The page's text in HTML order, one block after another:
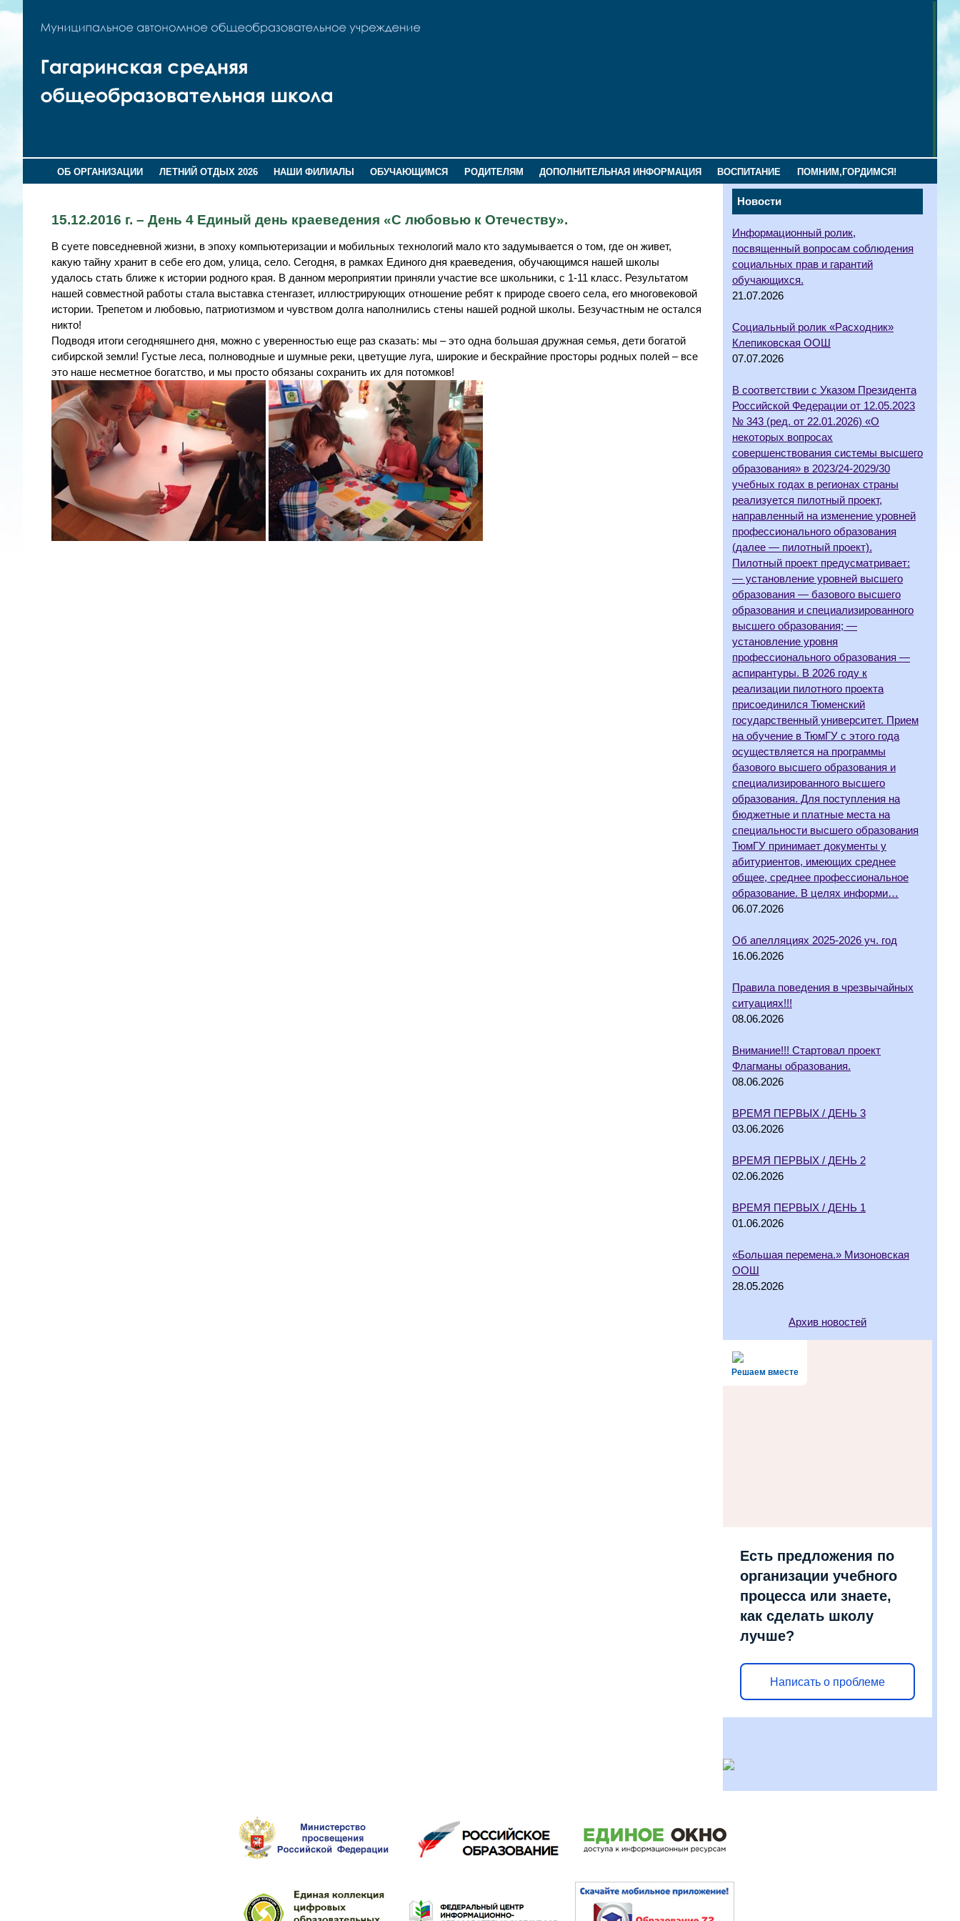
ОБ ОРГАНИЗАЦИИ ЛЕТНИЙ ОТДЫХ 2026 НАШИ ФИЛИАЛЫ ОБУЧАЮЩИМСЯ РОДИТЕЛЯМ ДОПОЛНИТЕЛЬНАЯ ИНФОРМАЦИЯ ВОСПИТАНИЕ ПОМНИМ,ГОРДИМСЯ!
Новости
Информационный ролик,
посвященный вопросам соблюдения
социальных прав и гарантий
обучающихся.
21.07.2026
Социальный ролик «Расходник»
Клепиковская ООШ
07.07.2026
В соответствии с Указом Президента
Российской Федерации от 12.05.2023
№ 343 (ред. от 22.01.2026) «О
некоторых вопросах
совершенствования системы высшего
образования» в 2023/24-2029/30
учебных годах в регионах страны
реализуется пилотный проект,
направленный на изменение уровней
профессионального образования
(далее — пилотный проект).
Пилотный проект предусматривает:
— установление уровней высшего
образования — базового высшего
образования и специализированного
высшего образования; —
установление уровня
профессионального образования —
аспирантуры. В 2026 году к
реализации пилотного проекта
присоединился Тюменский
государственный университет. Прием
на обучение в ТюмГУ с этого года
осуществляется на программы
базового высшего образования и
специализированного высшего
образования. Для поступления на
бюджетные и платные места на
специальности высшего образования
ТюмГУ принимает документы у
абитуриентов, имеющих среднее
общее, среднее профессиональное
образование. В целях информи…
06.07.2026
Об апелляциях 2025-2026 уч. год
16.06.2026
Правила поведения в чрезвычайных
ситуациях!!!
08.06.2026
Внимание!!! Стартовал проект
Флагманы образования.
08.06.2026
ВРЕМЯ ПЕРВЫХ / ДЕНЬ 3
03.06.2026
ВРЕМЯ ПЕРВЫХ / ДЕНЬ 2
02.06.2026
ВРЕМЯ ПЕРВЫХ / ДЕНЬ 1
01.06.2026
«Большая перемена.» Мизоновская
ООШ
28.05.2026
Архив новостей
Решаем вместе
Есть предложения по
организации учебного
процесса или знаете,
как сделать школу
лучше?
Написать о проблеме
15.12.2016 г. – День 4 Единый день краеведения «С любовью к Отечеству».
В суете повседневной жизни, в эпоху компьютеризации и мобильных технологий мало кто задумывается о том, где он живет,
какую тайну хранит в себе его дом, улица, село. Сегодня, в рамках Единого дня краеведения, обучающимся нашей школы
удалось стать ближе к истории родного края. В данном мероприятии приняли участие все школьники, с 1-11 класс. Результатом
нашей совместной работы стала выставка стенгазет, иллюстрирующих отношение ребят к природе своего села, его многовековой
истории. Трепетом и любовью, патриотизмом и чувством долга наполнились стены нашей родной школы. Безучастным не остался
никто!
Подводя итоги сегодняшнего дня, можно с уверенностью еще раз сказать: мы – это одна большая дружная семья, дети богатой
сибирской земли! Густые леса, полноводные и шумные реки, цветущие луга, широкие и бескрайние просторы родных полей – все
это наше несметное богатство, и мы просто обязаны сохранить их для потомков!